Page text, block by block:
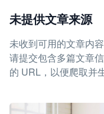
未提供文章来源
未收到可用的文章内
请提交包含多篇文章
的 URL，以便爬取并